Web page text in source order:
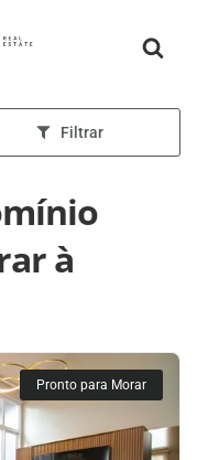
Filtrar
à
Pronto para Morar